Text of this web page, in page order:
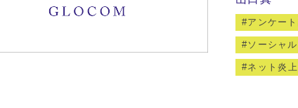
アンケー
ソーシャ
ネット炎上